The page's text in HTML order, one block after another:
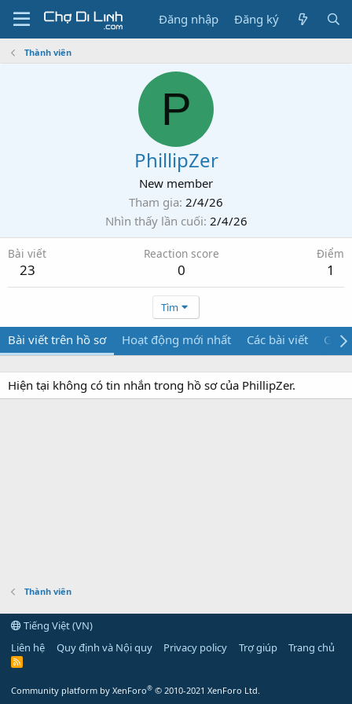
Đăng nhập Đăng ký
Thành viên
P
PhillipZer
New member
Tham gia 2/4/26
Nhìn thấy lần cuối 2/4/26
Bài viết
23
Reaction score
0
Điểm
1
Tìm
Bài viết trên hồ sơ Hoạt động mới nhất Các bài viết Giới
Hiện tại không có tin nhắn trong hồ sơ của PhillipZer.
Thành viên
Tiếng Việt (VN)
Liên hệ
Quy định và Nội quy Privacy policy Trợ giúp Trang chủ
R
Community platform by XenForo® © 2010-2021 XenForo Ltd.